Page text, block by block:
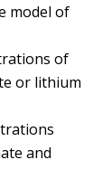
model of
of
or lithium
and